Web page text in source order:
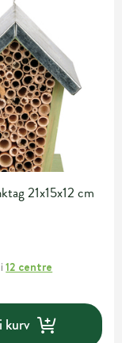
21x15x12 cm
i12 centre
kurv